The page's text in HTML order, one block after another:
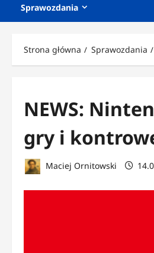
Sprawozdania
Strona główna Sprawozdania
NEWS:
gry i
Maciej Ornitowski